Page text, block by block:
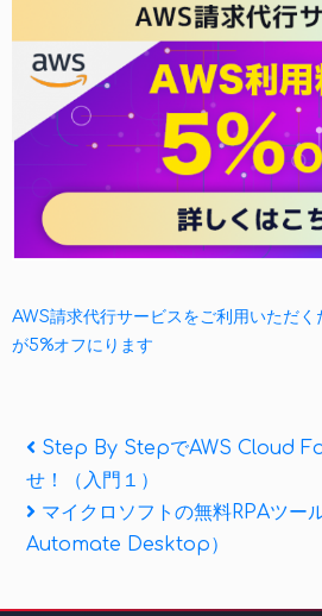
AWS請求代行サービスをご利用いただ
が5%オフにります
投
稿
ナ
Previous
Post
Step By StepでAWS Cloud
せ！（入門１）
Next
Post
マイクロソフトの無料RPAツー
Automate Desktop）